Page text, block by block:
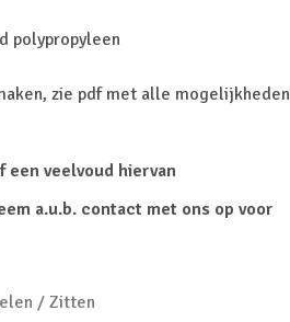
polypropyleen
zie pdf met alle mogelijkheden
veelvoud hiervan
a.u.b. contact met ons op voor
/ Zitten